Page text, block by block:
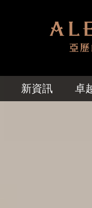
新資訊 卓